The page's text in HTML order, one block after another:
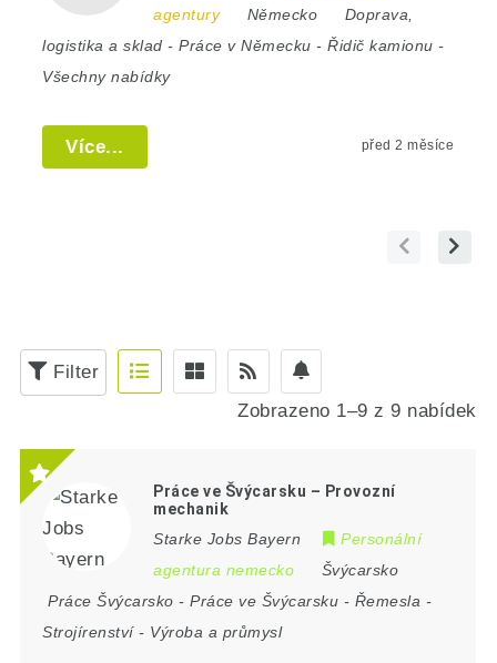
agentury
Německo
Doprava,
logistika a sklad -Práce v Německu -Řidič kamionu -
Všechny nabídky
Více... před 2 měsíce
Filter
Zobrazeno 1–9 z 9 nabídek
Práce ve Švýcarsku – Provozní
mechanik
Starke Jobs Bayern
Personální
agentura nemecko
Švýcarsko
Práce Švýcarsko -Práce ve Švýcarsku - Řemesla -
Strojírenství- Výroba a průmysl